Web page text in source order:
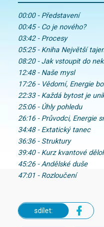
00:00 - Představení
00:45 - Co je nového?
03:42 - Procesy
05:25 - Kniha Největší
08:20 - Jak vstoupit do
12:48 - Naše mysl
17:26 - Vědomí, Energie
22:33 - Každá bytost je
25:06 - Úhly pohledu
26:16 - Průvodci, Energie
34:48 - Extatický tanec
36:36 - Struktury
39:40 - Kurz kvantové
45:26 - Andělské duše
47:01 - Rozloučení
sdílet: